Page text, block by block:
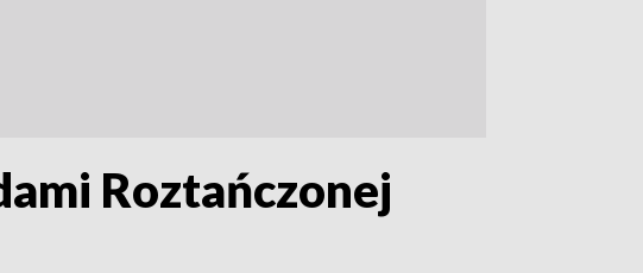
Roztańczonej